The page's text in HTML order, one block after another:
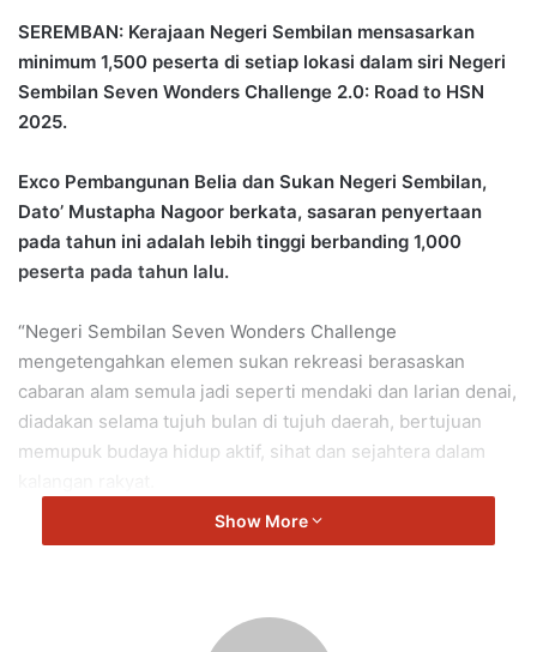
SEREMBAN: Kerajaan Negeri Sembilan mensasarkan
minimum 1,500 peserta di setiap lokasi dalam siri Negeri
Sembilan Seven Wonders Challenge 2.0: Road to HSN
2025.
Exco Pembangunan Belia dan Sukan Negeri Sembilan,
Dato’ Mustapha Nagoor berkata, sasaran penyertaan
pada tahun ini adalah lebih tinggi berbanding 1,000
peserta pada tahun lalu.
“Negeri Sembilan Seven Wonders Challenge
mengetengahkan elemen sukan rekreasi berasaskan
cabaran alam semula jadi seperti mendaki dan larian denai,
diadakan selama tujuh bulan di tujuh daerah, bertujuan
memupuk budaya hidup aktif, sihat dan sejahtera dalam
“Malah, ia menjadi medan penyatuan masyarakat merentasi
Show More